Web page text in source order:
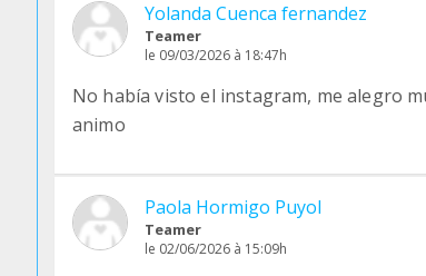
Yolanda Cuenca fernandez
Teamer
le 09/03/2026 à 18:47h
No había visto el instagram, me alegro
animo
Paola Hormigo Puyol
Teamer
le 02/06/2026 à 15:09h